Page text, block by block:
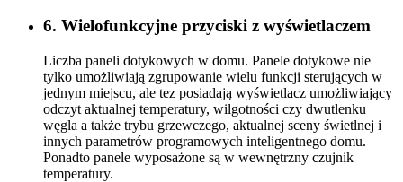
6. Wielofunkcyjne przyciski z wyświetlaczem
Liczba paneli dotykowych w domu. Panele dotykowe nie
tylko umożliwiają zgrupowanie wielu funkcji sterujących w
jednym miejscu, ale tez posiadają wyświetlacz umożliwiający
odczyt aktualnej temperatury, wilgotności czy dwutlenku
węgla a także trybu grzewczego, aktualnej sceny świetlnej i
innych parametrów programowych inteligentnego domu.
Ponadto panele wyposażone są w wewnętrzny czujnik
temperatury.